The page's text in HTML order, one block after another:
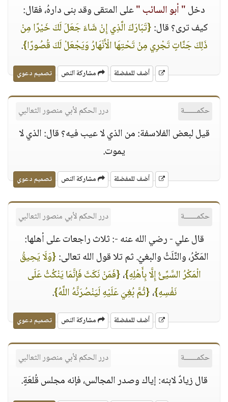
دخل" أبو السائب "على المتقى وقد بنى دارهُ، فقال:
كيف ترى؟ قال:{تَبَارَكَ الَّذِي إِنْ شَاءَ جَعَلَ لَكَ خَيْرًا مِنْ
ذَلِكَ جَنَّاتٍ تَجْرِي مِنْ تَحْتِهَا الْأَنْهَارُ وَيَجْعَلْ لَكَ قُصُورًا}.
أضف للمفضلة مشاركة النص تصميم دعوي
حكمــــــة درر الحكم لأبي منصور الثعالبي
قيل لبعض الفلاسفة: من الذي لا عيب فيه؟ قال: الذي لا
يموت.
أضف للمفضلة مشاركة النص تصميم دعوي
حكمــــــة درر الحكم لأبي منصور الثعالبي
قال علي - رضي الله عنه -: ثلاث راجعات على أهلها:
المَكْرُ، والنَّلَثُ والبغيُ. ثم تلا قول الله تعالى:{وَلَا يَحِيقُ
الْمَكْرُ السَّيِّئُ إِلَّا بِأَهْلِهِ}،{فَمَنْ نَكَثَ فَإِنَّمَا يَنْكُثُ عَلَى
نَفْسِهِ}،{ثُمَّ بُغِيَ عَلَيْهِ لَيَنْصُرَنَّهُ اللَّهُ}.
أضف للمفضلة مشاركة النص تصميم دعوي
حكمــــــة درر الحكم لأبي منصور الثعالبي
قال زيادٌ لابنه: إياك وصدر المجالس، فإنه مجلس قُلعَةٍ.